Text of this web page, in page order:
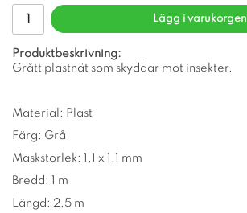
Lägg i varukorgen
Produktbeskrivning:
Grått plastnät som skyddar mot insekter.
Material: Plast
Färg: Grå
Maskstorlek: 1,1 x 1,1 mm
Bredd: 1 m
Längd: 2,5 m